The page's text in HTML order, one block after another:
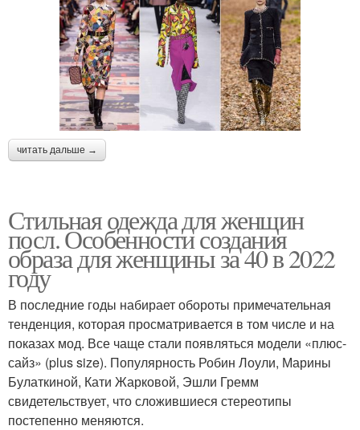
читать дальше →
Стильная одежда для женщин
посл. Особенности создания
образа для женщины за 40 в 2022
году
В последние годы набирает обороты примечательная
тенденция, которая просматривается в том числе и на
показах мод. Все чаще стали появляться модели «плюс-
сайз» (plus size). Популярность Робин Лоули, Марины
Булаткиной, Кати Жарковой, Эшли Гремм
свидетельствует, что сложившиеся стереотипы
постепенно меняются.